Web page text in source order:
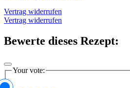
Vertrag widerrufen
Vertrag widerrufen
Bewerte dieses Rezept:
Your vote: